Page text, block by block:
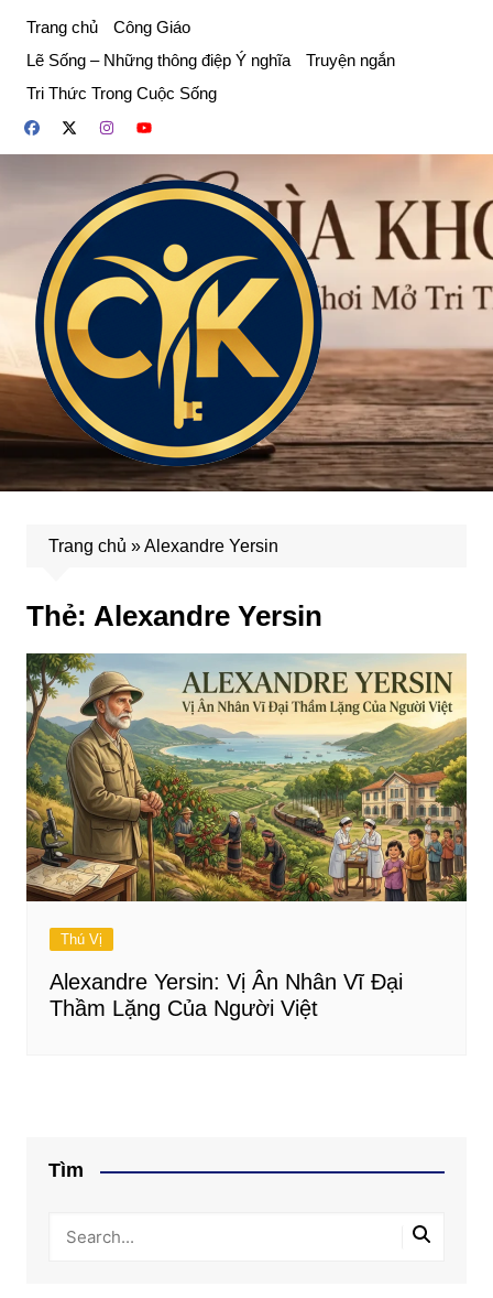
phần
dung
Trang chủ
Công Giáo
Lẽ Sống – Những thông điệp Ý nghĩa
Truyện ngắn
Tri Thức Trong Cuộc Sống
Trang chủ »Alexandre Yersin
Thẻ: Alexandre Yersin
Thú Vị
Alexandre Yersin: Vị Ân Nhân Vĩ Đại
Thầm Lặng Của Người Việt
Tìm